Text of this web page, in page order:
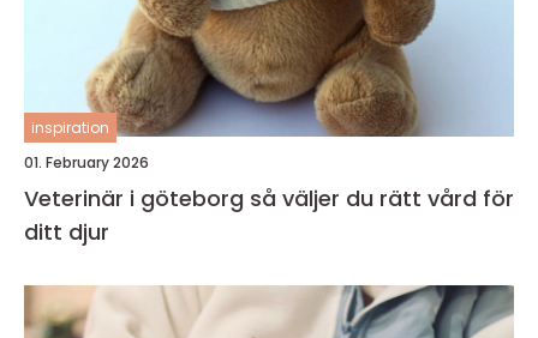
inspiration
01. February 2026
Veterinär i göteborg så väljer du rätt vård för
ditt djur